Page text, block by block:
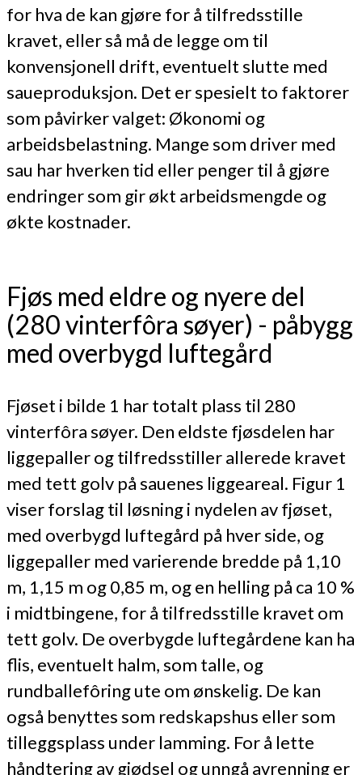
for hva de kan gjøre for å tilfredsstille
kravet, eller så må de legge om til
konvensjonell drift, eventuelt slutte med
saueproduksjon. Det er spesielt to faktorer
som påvirker valget: Økonomi og
arbeidsbelastning. Mange som driver med
sau har hverken tid eller penger til å gjøre
endringer som gir økt arbeidsmengde og
økte kostnader.
Fjøs med eldre og nyere del
(280 vinterfôra søyer) - påbygg
med overbygd luftegård
Fjøset i bilde 1 har totalt plass til 280
vinterfôra søyer. Den eldste fjøsdelen har
liggepaller og tilfredsstiller allerede kravet
med tett golv på sauenes liggeareal. Figur 1
viser forslag til løsning i nydelen av fjøset,
med overbygd luftegård på hver side, og
liggepaller med varierende bredde på 1,10
m, 1,15 m og 0,85 m, og en helling på ca 10 %
i midtbingene, for å tilfredsstille kravet om
tett golv. De overbygde luftegårdene kan ha
flis, eventuelt halm, som talle, og
rundballefôring ute om ønskelig. De kan
også benyttes som redskapshus eller som
tilleggsplass under lamming. For å lette
håndtering av gjødsel og unngå avrenning er